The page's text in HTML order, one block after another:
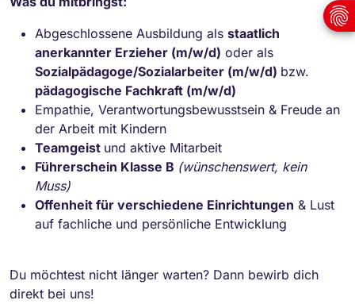
Abgeschlossene Ausbildung als staatlich
anerkannter Erzieher (m/w/d) oder als
Sozialpädagoge/Sozialarbeiter (m/w/d) bzw.
pädagogische Fachkraft (m/w/d)
Empathie, Verantwortungsbewusstsein & Freude an
der Arbeit mit Kindern
Teamgeist und aktive Mitarbeit
Führerschein Klasse B (wünschenswert, kein
Muss)
Offenheit für verschiedene Einrichtungen & Lust
auf fachliche und persönliche Entwicklung
Du möchtest nicht länger warten? Dann bewirb dich
direkt bei uns!